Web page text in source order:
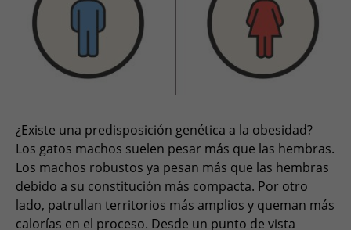
¿Existe una predisposición genética a la obesidad?
Los gatos machos suelen pesar más que las hembras.
Los machos robustos ya pesan más que las hembras
debido a su constitución más compacta. Por otro
lado, patrullan territorios más amplios y queman más
calorías en el proceso. Desde un punto de vista